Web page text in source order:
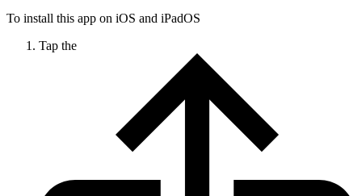
To install this app on iOS and iPadOS
Tap the